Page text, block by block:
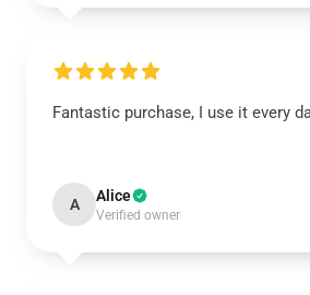
Fantastic purchase, I use it every
A Alice
Verified owner